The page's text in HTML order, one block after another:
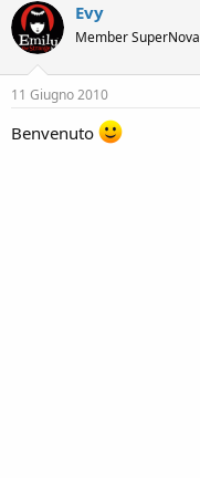
Evy
Member SuperNova
11 Giugno 2010
Benvenuto